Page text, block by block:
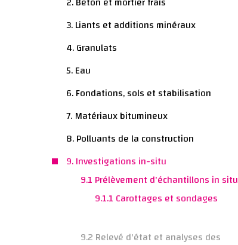
3. Liants et additions minéraux
4. Granulats
5. Eau
6. Fondations, sols et stabilisation
7. Matériaux bitumineux
8. Polluants de la construction
9. Investigations in-situ
9.1 Prélèvement d'échantillons in situ
9.1.1 Carottages et sondages
9.2 Relevé d'état et analyses des